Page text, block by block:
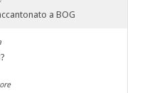
a BOG